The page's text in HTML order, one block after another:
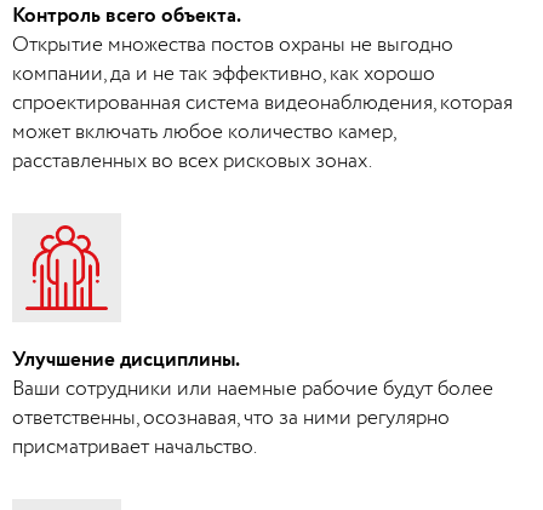
Контроль всего объекта.
Открытие множества постов охраны не выгодно
компании, да и не так эффективно, как хорошо
спроектированная система видеонаблюдения, которая
может включать любое количество камер,
расставленных во всех рисковых зонах.
Улучшение дисциплины.
Ваши сотрудники или наемные рабочие будут более
ответственны, осознавая, что за ними регулярно
присматривает начальство.